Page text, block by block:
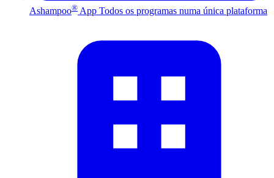
Ashampoo® App Todos os programas numa única plataforma